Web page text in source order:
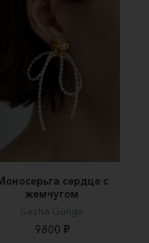
сердце с
жемчугом
Sasha Gunga
9800 ₽